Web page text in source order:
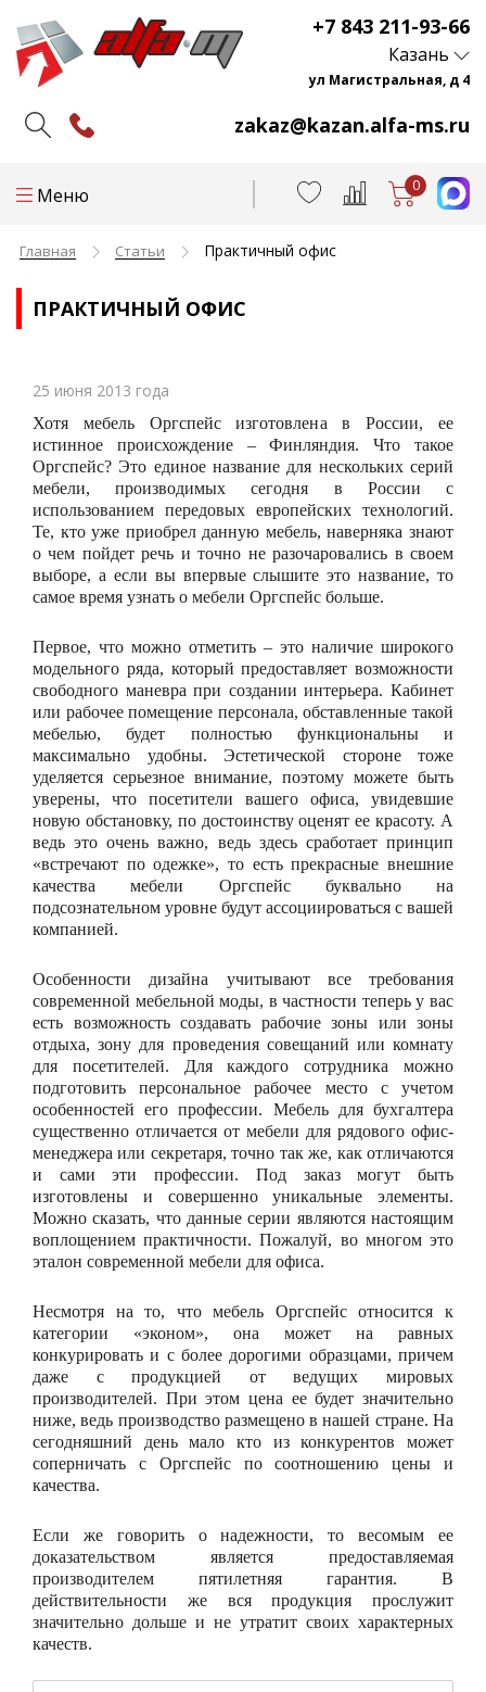
+7 843 211-93-66
zakaz@kazan.alfa-ms.ru
Казань
ул Магистральная, д 4
Меню 0
Главная Статьи Практичный офис
ПРАКТИЧНЫЙ ОФИС
25 июня 2013 года
Хотя мебель Оргспейс изготовлена в России, ее
истинное происхождение – Финляндия. Что такое
Оргспейс? Это единое название для нескольких серий
мебели, производимых сегодня в России с
использованием передовых европейских технологий.
Те, кто уже приобрел данную мебель, наверняка знают
о чем пойдет речь и точно не разочаровались в своем
выборе, а если вы впервые слышите это название, то
самое время узнать о мебели Оргспейс больше.
Первое, что можно отметить – это наличие широкого
модельного ряда, который предоставляет возможности
свободного маневра при создании интерьера. Кабинет
или рабочее помещение персонала, обставленные такой
мебелью, будет полностью функциональны и
максимально удобны. Эстетической стороне тоже
уделяется серьезное внимание, поэтому можете быть
уверены, что посетители вашего офиса, увидевшие
новую обстановку, по достоинству оценят ее красоту. А
ведь это очень важно, ведь здесь сработает принцип
«встречают по одежке», то есть прекрасные внешние
качества мебели Оргспейс буквально на
подсознательном уровне будут ассоциироваться с вашей
компанией.
Особенности дизайна учитывают все требования
современной мебельной моды, в частности теперь у вас
есть возможность создавать рабочие зоны или зоны
отдыха, зону для проведения совещаний или комнату
для посетителей. Для каждого сотрудника можно
подготовить персональное рабочее место с учетом
особенностей его профессии. Мебель для бухгалтера
существенно отличается от мебели для рядового офис-
менеджера или секретаря, точно так же, как отличаются
и сами эти профессии. Под заказ могут быть
изготовлены и совершенно уникальные элементы.
Можно сказать, что данные серии являются настоящим
воплощением практичности. Пожалуй, во многом это
эталон современной мебели для офиса.
Несмотря на то, что мебель Оргспейс относится к
категории «эконом», она может на равных
конкурировать и с более дорогими образцами, причем
даже с продукцией от ведущих мировых
производителей. При этом цена ее будет значительно
ниже, ведь производство размещено в нашей стране. На
сегодняшний день мало кто из конкурентов может
соперничать с Оргспейс по соотношению цены и
качества.
Если же говорить о надежности, то весомым ее
доказательством является предоставляемая
производителем пятилетняя гарантия. В
действительности же вся продукция прослужит
значительно дольше и не утратит своих характерных
качеств.